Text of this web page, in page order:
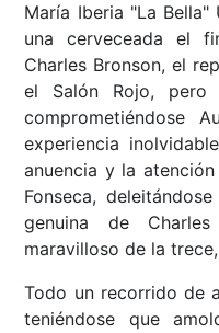
María Iberia "La
una cerveceada el
Charles Bronson, el
el Salón Rojo, pero
comprometiéndose
experiencia
anuencia y la
Fonseca,
genuina de
maravilloso de la
Todo un recorrido de
teniéndose que